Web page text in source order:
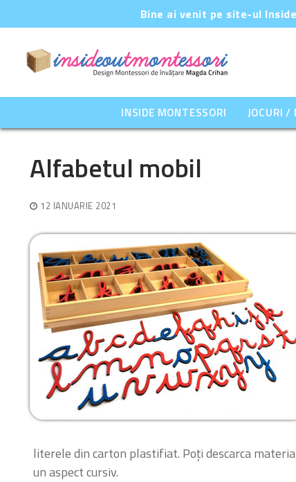
la
conținut
Bine ai venit pe site-ul
INSIDE MONTESSORI JOCURI /
Alfabetul mobil
12 IANUARIE 2021
literele din carton plastifiat. Poți descarca
un aspect cursiv.